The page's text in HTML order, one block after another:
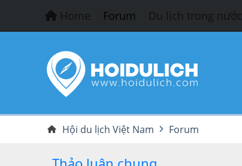
Home Forum Du lịch trong nước
Hội du lịch Việt Nam Forum